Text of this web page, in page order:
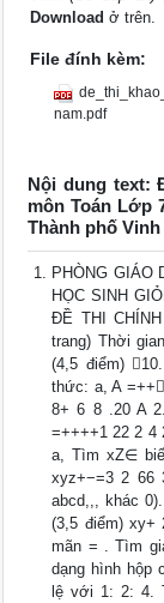
Download ở trên.
File đính kèm:
nam.pdf
Nội dung text:
môn Toán Lớp
Thành phố
PHÒNG GIÁO
HỌC SINH
ĐỀ THI
trang) Thời
(4,5 điểm)
thức: a, A
8+ 6 8 .20 A
=++++1 22 2 4
a, Tìm xZ∈
xyz+−=3 2 66
abcd,,, khác
(3,5 điểm) xy+
mãn = . Tìm
dạng hình hộp
lệ với 1: 2: 4.